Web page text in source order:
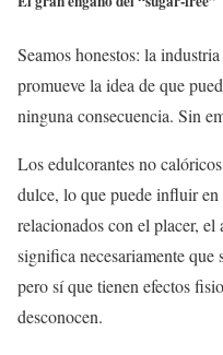
Seamos honestos: la
promueve la idea de que
ninguna consecuencia. Sin
Los edulcorantes no
dulce, lo que puede influir en
relacionados con el placer,
significa necesariamente que
pero sí que tienen efectos
desconocen.